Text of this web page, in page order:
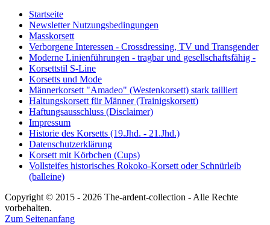
Startseite
Newsletter Nutzungsbedingungen
Masskorsett
Verborgene Interessen - Crossdressing, TV und Transgender
Moderne Linienführungen - tragbar und gesellschaftsfähig -
Korsettstil S-Line
Korsetts und Mode
Männerkorsett "Amadeo" (Westenkorsett) stark tailliert
Haltungskorsett für Männer (Trainigskorsett)
Haftungsausschluss (Disclaimer)
Impressum
Historie des Korsetts (19.Jhd. - 21.Jhd.)
Datenschutzerklärung
Korsett mit Körbchen (Cups)
Vollsteifes historisches Rokoko-Korsett oder Schnürleib
(balleine)
Copyright © 2015 - 2026 The-ardent-collection - Alle Rechte
vorbehalten.
Zum Seitenanfang